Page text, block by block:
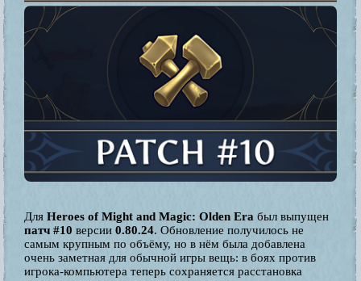
Для Heroes of Might and Magic: Olden Era был выпущен
патч #10 версии 0.80.24. Обновление получилось не
самым крупным по объёму, но в нём была добавлена
очень заметная для обычной игры вещь: в боях против
игрока-компьютера теперь сохраняется расстановка